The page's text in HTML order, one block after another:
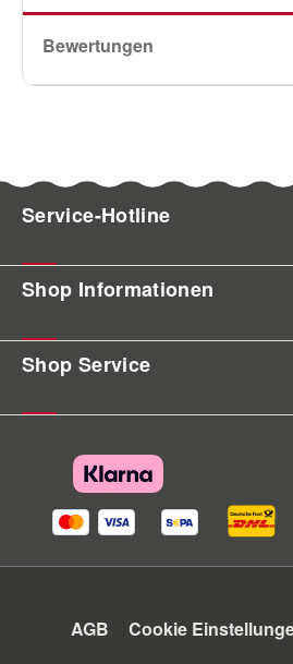
Bewertungen
Service-Hotline
Shop Informationen
Shop Service
AGB Cookie